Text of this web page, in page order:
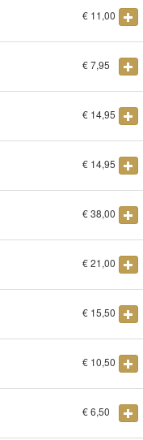
€ 11,00
€7,95
€ 14,95
€ 14,95
€38,00
€21,00
€ 15,50
€ 10,50
€6,50